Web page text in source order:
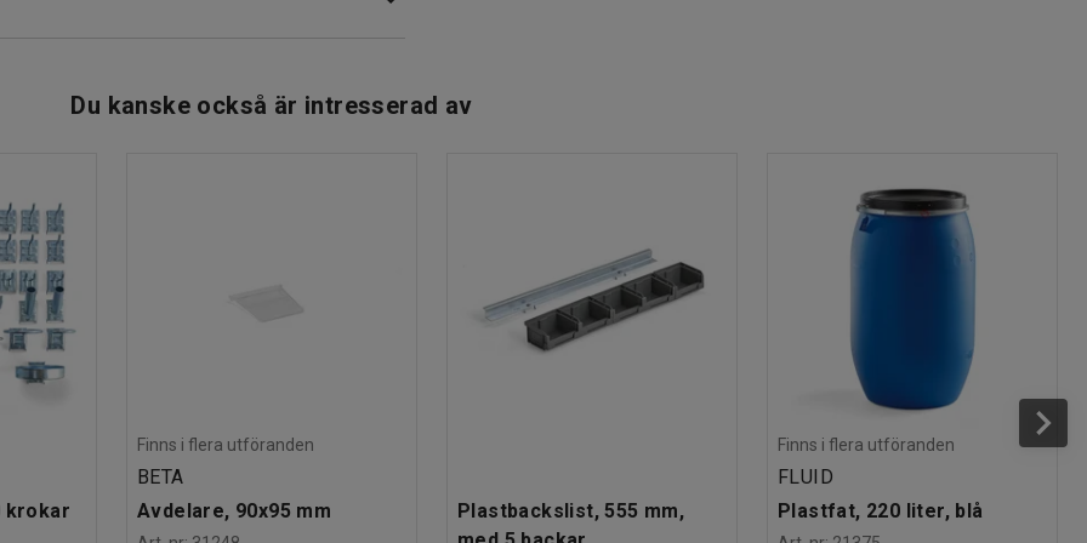
arbetet.
Du kanske också är intresserad av
krokar
Finns i flera utföranden
BETA
Avdelare, 90x95 mm
Plastbackslist, 555 mm,
Finns i flera utföranden
FLUID
Plastfat, 220 liter, blå